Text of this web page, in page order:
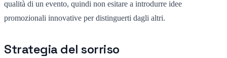
qualità di un evento, quindi non esitare a introdurre idee
promozionali innovative per distinguerti dagli altri.
Strategia del sorriso